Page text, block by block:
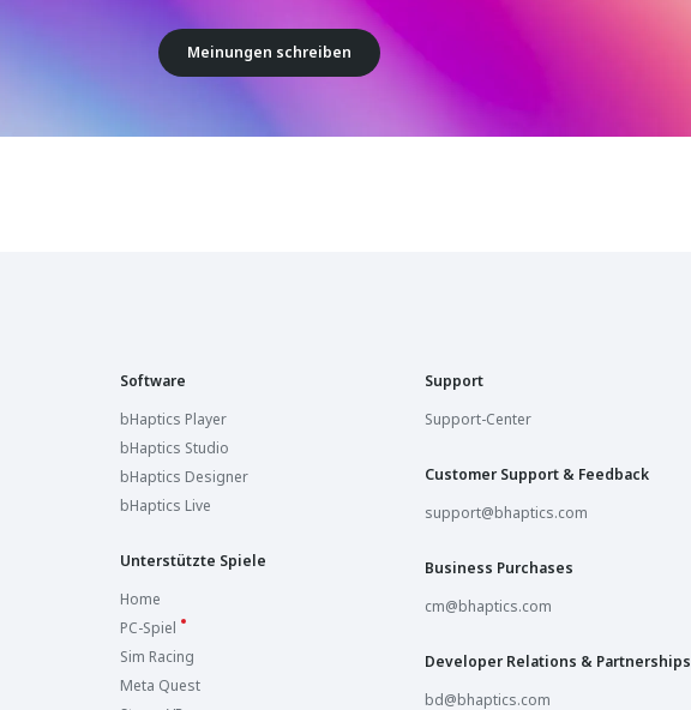
Meinungen schreiben
Software
bHaptics Player
bHaptics Studio
bHaptics Designer
bHaptics Live
Unterstützte Spiele
Home
PC-Spiel
Sim Racing
Meta Quest
Support
Support-Center
Customer Support & Feedback
support@bhaptics.com
Business Purchases
cm@bhaptics.com
Developer Relations & Partnerships
bd@bhaptics.com